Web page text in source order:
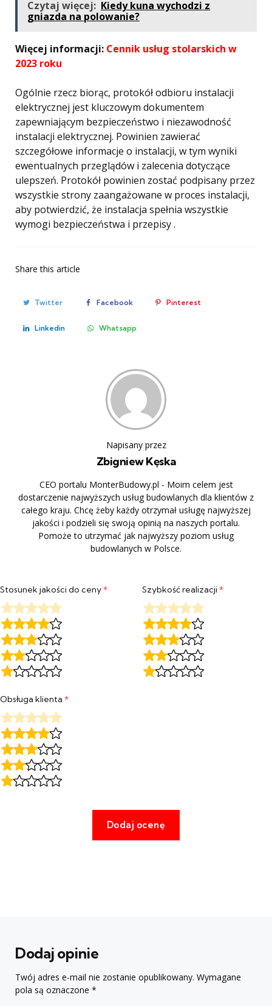
Czytaj więcej: Kiedy kuna wychodzi z
gniazda na polowanie?
Więcej informacji: Cennik usług stolarskich w
2023 roku
Ogólnie rzecz biorąc, protokół odbioru instalacji
elektrycznej jest kluczowym dokumentem
zapewniającym bezpieczeństwo i niezawodność
instalacji elektrycznej. Powinien zawierać
szczegółowe informacje o instalacji, w tym wyniki
ewentualnych przeglądów i zalecenia dotyczące
ulepszeń. Protokół powinien zostać podpisany przez
wszystkie strony zaangażowane w proces instalacji,
aby potwierdzić, że instalacja spełnia wszystkie
wymogi bezpieczeństwa i przepisy .
Share this article
Twitter Facebook Pinterest
Linkedin Whatsapp
Napisany przez
Zbigniew Kęska
CEO portalu MonterBudowy.pl - Moim celem jest
dostarczenie najwyższych usług budowlanych dla klientów z
całego kraju. Chcę żeby każdy otrzymał usługę najwyższej
jakości i podzieli się swoją opinią na naszych portalu.
Pomoże to utrzymać jak najwyższy poziom usług
budowlanych w Polsce.
Stosunek jakości do ceny* Szybkość realizacji*
Obsługa klienta *
Dodaj opinie
Twój adres e-mail nie zostanie opublikowany. Wymagane
pola są oznaczone *